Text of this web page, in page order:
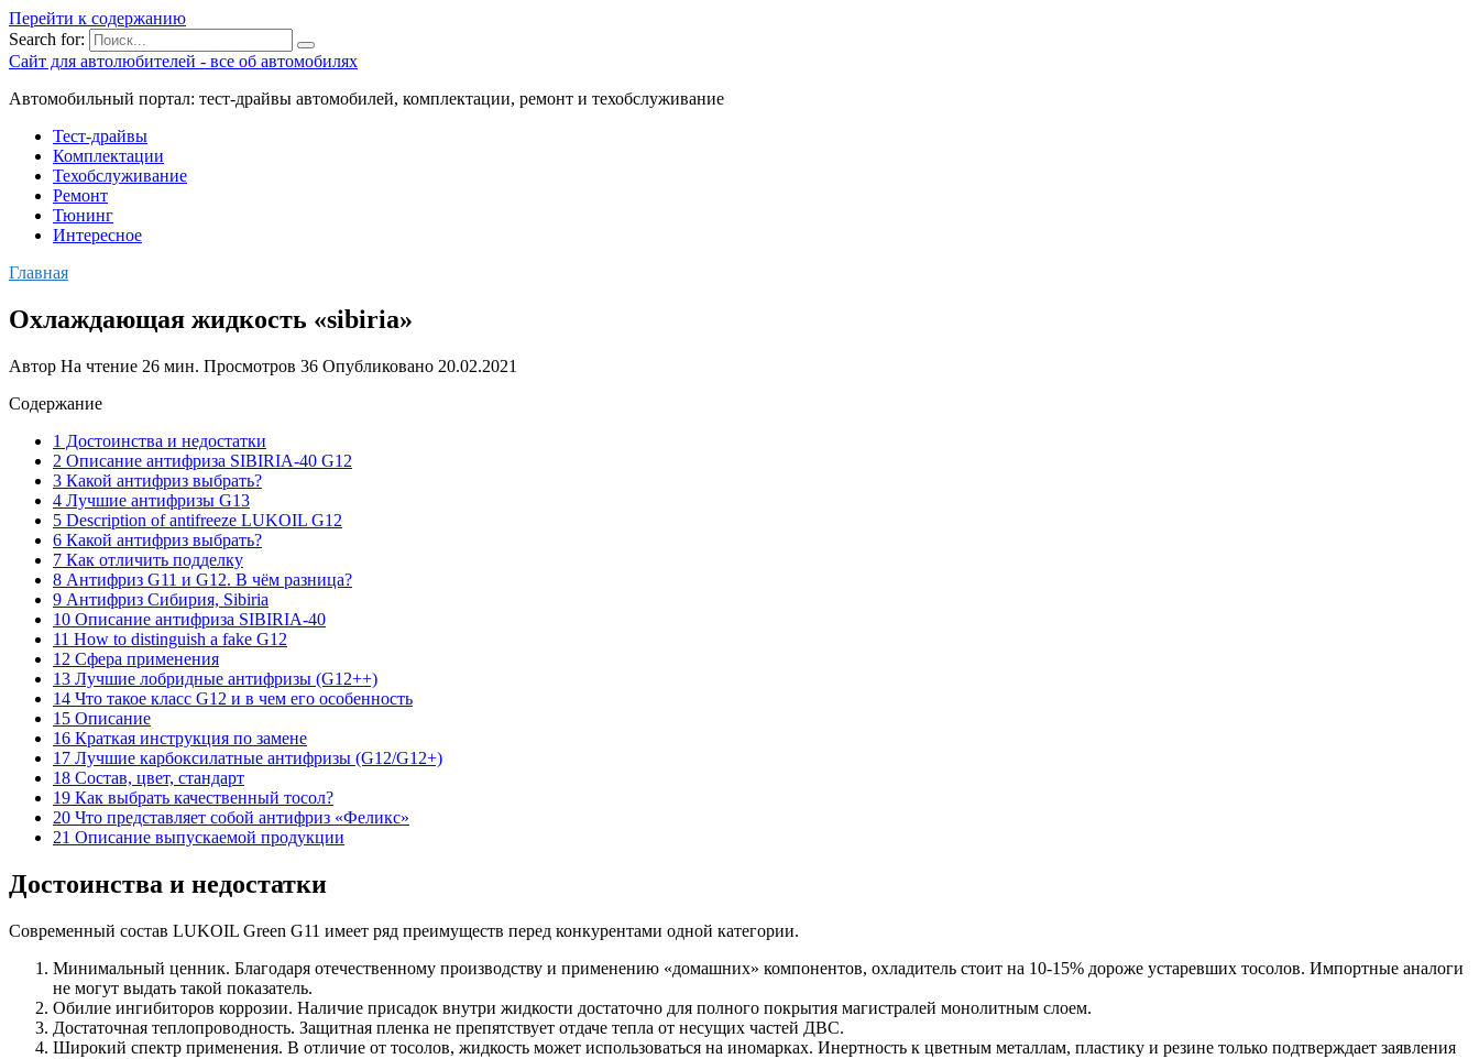
Перейти к содержанию
Search for:
Сайт для автолюбителей - все об автомобилях
Автомобильный портал: тест-драйвы автомобилей, комплектации, ремонт и техобслуживание
Тест-драйвы
Комплектации
Техобслуживание
Ремонт
Тюнинг
Интересное
Главная
Охлаждающая жидкость «sibiria»
Автор На чтение 26 мин. Просмотров 36 Опубликовано 20.02.2021
Содержание
1 Достоинства и недостатки
2 Описание антифриза SIBIRIA-40 G12
3 Какой антифриз выбрать?
4 Лучшие антифризы G13
5 Description of antifreeze LUKOIL G12
6 Какой антифриз выбрать?
7 Как отличить подделку
8 Антифриз G11 и G12. В чём разница?
9 Антифриз Сибирия, Sibiria
10 Описание антифриза SIBIRIA-40
11 How to distinguish a fake G12
12 Сфера применения
13 Лучшие лобридные антифризы (G12++)
14 Что такое класс G12 и в чем его особенность
15 Описание
16 Краткая инструкция по замене
17 Лучшие карбоксилатные антифризы (G12/G12+)
18 Состав, цвет, стандарт
19 Как выбрать качественный тосол?
20 Что представляет собой антифриз «Феликс»
21 Описание выпускаемой продукции
Достоинства и недостатки
Современный состав LUKOIL Green G11 имеет ряд преимуществ перед конкурентами одной категории.
Минимальный ценник. Благодаря отечественному производству и применению «домашних» компонентов, охладитель стоит на 10-15% дороже устаревших тосолов. Импортные аналоги
не могут выдать такой показатель.
Обилие ингибиторов коррозии. Наличие присадок внутри жидкости достаточно для полного покрытия магистралей монолитным слоем.
Достаточная теплопроводность. Защитная пленка не препятствует отдаче тепла от несущих частей ДВС.
Широкий спектр применения. В отличие от тосолов, жидкость может использоваться на иномарках. Инертность к цветным металлам, пластику и резине только подтверждает заявления